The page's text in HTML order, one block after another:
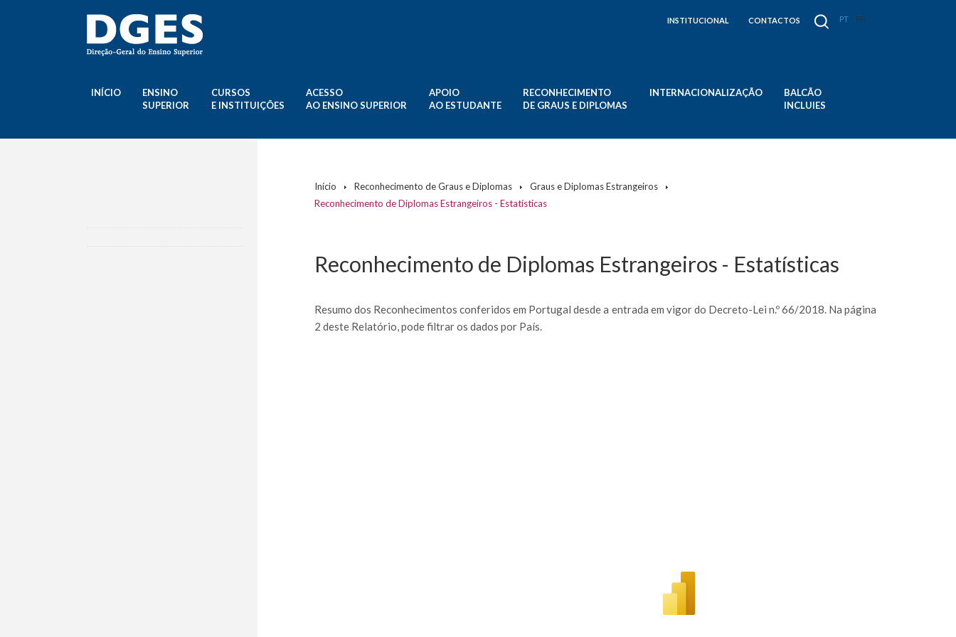
INSTITUCIONAL CONTACTOS PT EN
INÍCIO
ENSINO
SUPERIOR
CURSOS
E INSTITUIÇÕES
ACESSO
AO ENSINO SUPERIOR
APOIO
AO ESTUDANTE
RECONHECIMENTO
DE GRAUS E DIPLOMAS
INTERNACIONALIZAÇÃO
BALCÃO
INCLUIES
Início Reconhecimento de Graus e Diplomas
Graus e Diplomas Estrangeiros
Reconhecimento de Diplomas Estrangeiros - Estatísticas
Reconhecimento de Diplomas Estrangeiros - Estatísticas
Resumo dos Reconhecimentos conferidos em Portugal desde a entrada em vigor do Decreto-Lei n.º 66/2018. Na página
2 deste Relatório, pode filtrar os dados por País.